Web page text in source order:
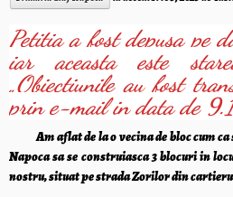
Petitia a fost depusa pe
iar aceasta este
„Obiectiunile au fost
prin e-mail in data de
Am aflat de la o vecina de bloc cum
Napoca sa se construiasca 3 blocuri in
nostru, situat pe strada Zorilor din